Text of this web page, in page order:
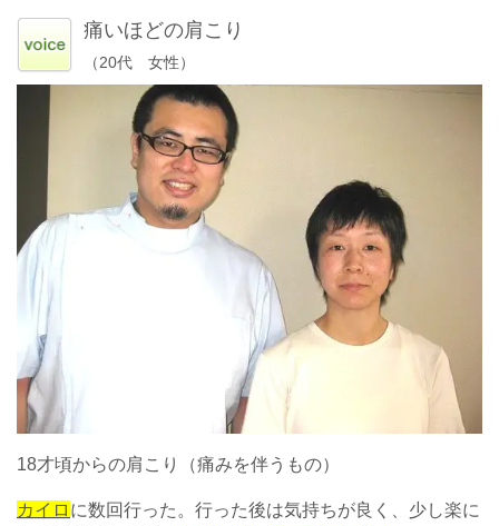
痛いほどの肩こり
（20代 女性）
18才頃からの肩こり（痛みを伴うもの）
カイロ に数回行った。行った後は気持ちが良く、少し楽に